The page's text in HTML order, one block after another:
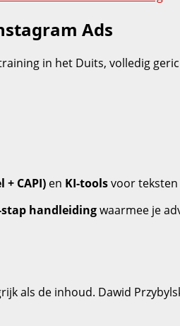
Ads
in het Duits, volledig
CAPI) en KI-toolsvoor teksten
handleidingwaarmee je
als de inhoud. Dawid